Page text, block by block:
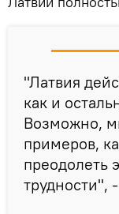
"Латвия
как и
Возможно,
примеров,
преодолеть
трудности",